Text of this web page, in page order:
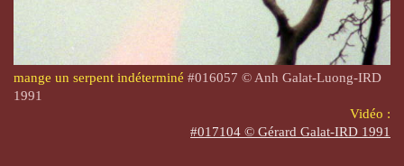
mange un serpent indéterminé #016057 © Anh Galat-Luong-IRD
1991
Vidéo :
#017104 © Gérard Galat-IRD 1991